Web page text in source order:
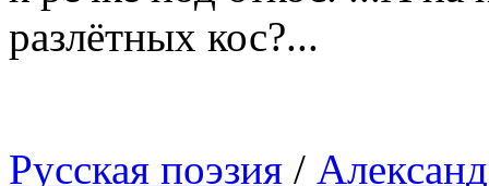
разлётных кос?...
Русская поэзия /